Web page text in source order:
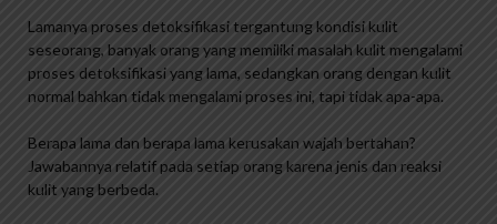
Lamanya proses detoksifikasi tergantung kondisi kulit
seseorang, banyak orang yang memiliki masalah kulit mengalami
proses detoksifikasi yang lama, sedangkan orang dengan kulit
normal bahkan tidak mengalami proses ini, tapi tidak apa-apa.
Berapa lama dan berapa lama kerusakan wajah bertahan?
Jawabannya relatif pada setiap orang karena jenis dan reaksi
kulit yang berbeda.